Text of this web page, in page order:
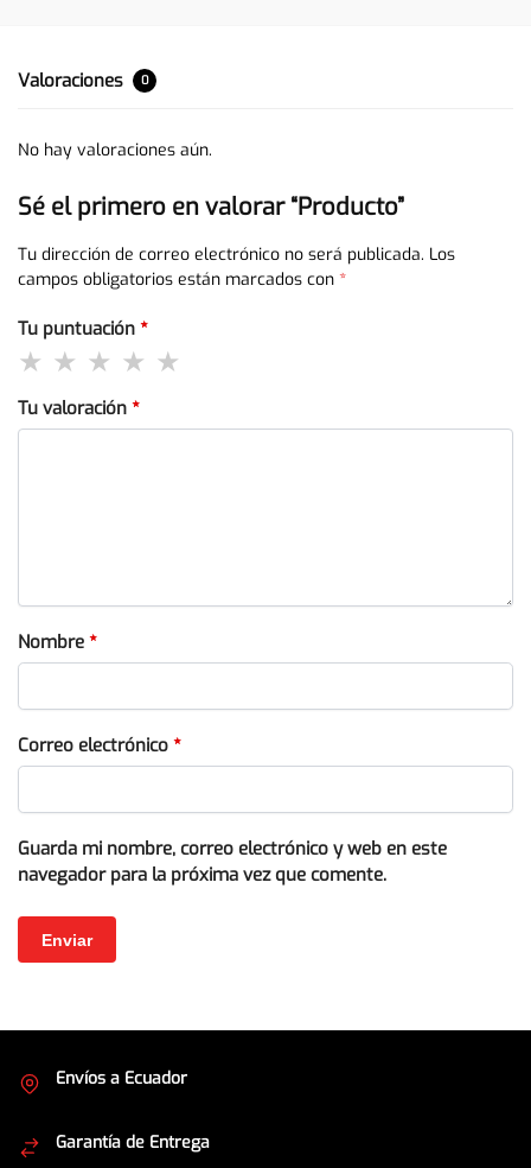
Valoraciones 0
No hay valoraciones aún.
Sé el primero en valorar “Producto”
Tu dirección de correo electrónico no será publicada. Los
campos obligatorios están marcados con *
Tu puntuación *
Tu valoración *
Nombre *
Correo electrónico *
Guarda mi nombre, correo electrónico y web en este
navegador para la próxima vez que comente.
Envíos a Ecuador
Garantía de Entrega